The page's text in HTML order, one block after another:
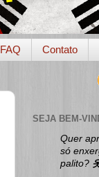
FAQ Contato
SEJA BEM-
Quer
só
palito?